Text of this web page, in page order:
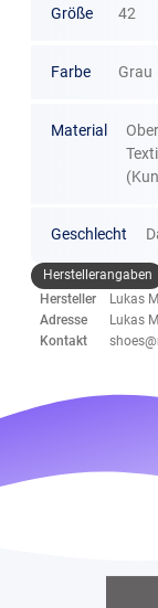
Größe 42
Farbe Grau
Material
Geschlecht
Herstellerangaben
Hersteller
Lukas
Adresse
Lukas
Kontakt